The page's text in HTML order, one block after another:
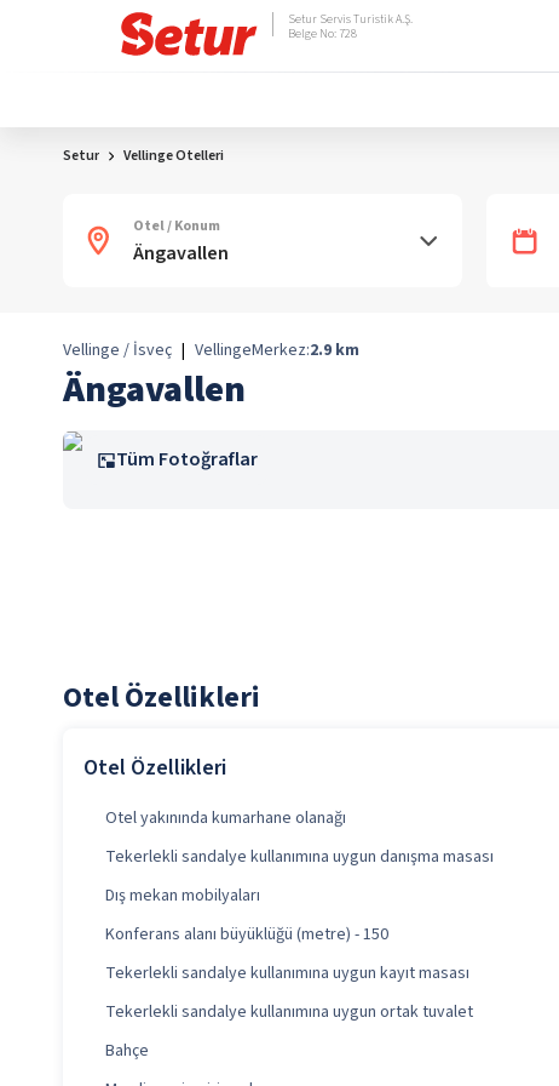
Setur Servis Turistik A.Ş.
Belge No: 728
Setur Vellinge Otelleri
Otel / Konum
Vellinge / İsveç | VellingeMerkez:2.9 km
Ängavallen
Tüm Fotoğraflar
Otel Özellikleri
Otel Özellikleri
Otel yakınında kumarhane olanağı
Tekerlekli sandalye kullanımına uygun danışma masası
Dış mekan mobilyaları
Konferans alanı büyüklüğü (metre) - 150
Tekerlekli sandalye kullanımına uygun kayıt masası
Tekerlekli sandalye kullanımına uygun ortak tuvalet
Bahçe